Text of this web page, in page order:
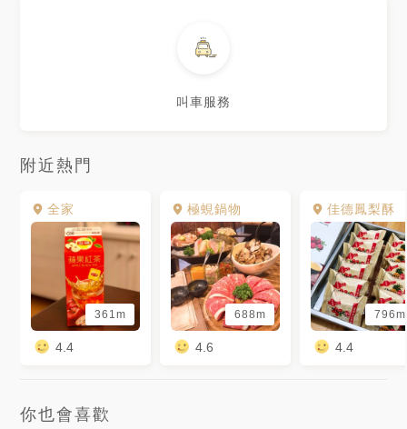
叫車服務
附近熱門
全家
361m
4.4
極蜆鍋物
688m
4.6
佳德鳳梨酥
796m
4.4
你也會喜歡